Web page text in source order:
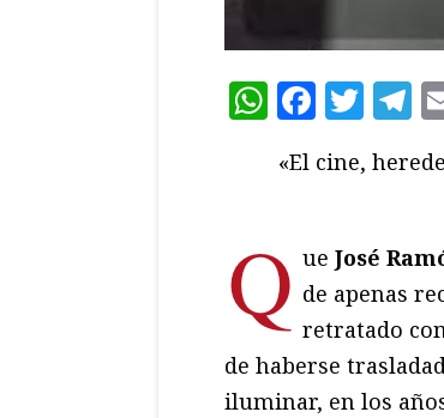
«El cine,
Q ue José
de apenas
retratado
de haberse
iluminar, en los